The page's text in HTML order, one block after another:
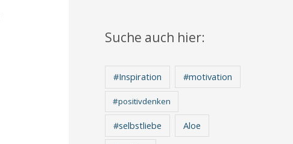
Suche auch hier:
#Inspiration #motivation
#positivdenken
#selbstliebe Aloe